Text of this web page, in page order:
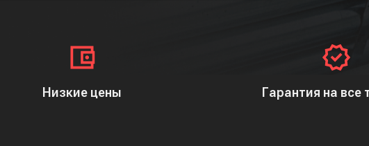
Низкие цены Гарантия на все